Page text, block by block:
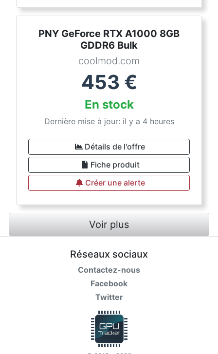
PNY GeForce RTX A1000 8GB
GDDR6 Bulk
coolmod.com
453 €
En stock
Dernière mise à jour: il y a 4 heures
Détails de l'offre
Fiche produit
Créer une alerte
Voir plus
Réseaux sociaux
Contactez-nous
Facebook
Twitter